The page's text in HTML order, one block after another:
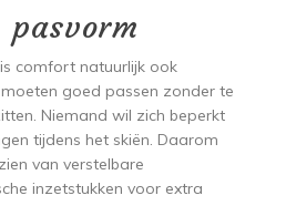
pasvorm
comfort natuurlijk ook
goed passen zonder te
Niemand wil zich beperkt
tijdens het skiën. Daarom
van verstelbare
inzetstukken voor extra